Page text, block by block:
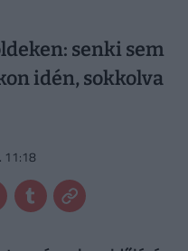
senki sem
idén, sokkolva
11:18